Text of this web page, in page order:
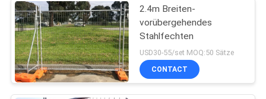
2.4m Breiten-
vorübergehendes
Stahlfechten
USD30-55/set MOQ:50 Sätze
CONTACT